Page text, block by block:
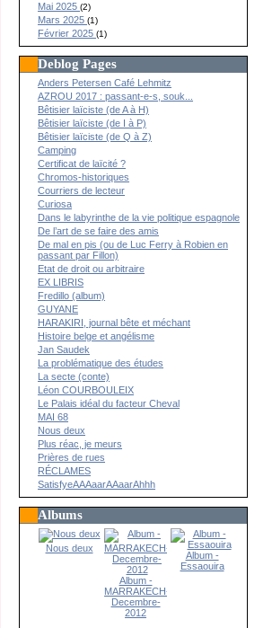
Mai 2025(2)
Mars 2025(1)
Février 2025(1)
Deblog Pages
Anders Petersen Café Lehmitz
AZROU 2017 : passant-e-s, souk...
Bêtisier laïciste (de A à H)
Bêtisier laïciste (de I à P)
Bêtisier laïciste (de Q à Z)
Camping
Certificat de laïcité ?
Chromos-historiques
Courriers de lecteur
Curiosa
Dans le labyrinthe de la vie politique espagnole
De l’art de se faire des amis
De mal en pis (ou de Luc Ferry à Robien en
passant par Fillon)
Etat de droit ou arbitraire
EX LIBRIS
Fredillo (album)
GUYANE
HARAKIRI, journal bête et méchant
Histoire belge et angélisme
Jan Saudek
La problématique des études
La secte (conte)
Léon COURBOULEIX
Le Palais idéal du facteur Cheval
MAI 68
Nous deux
Plus réac, je meurs
Prières de rues
RÉCLAMES
SatisfyeAAAaarAAaarAhhh
Albums
Nous deux
Album -
MARRAKECH-
Decembre-
2012
Album -
Essaouira